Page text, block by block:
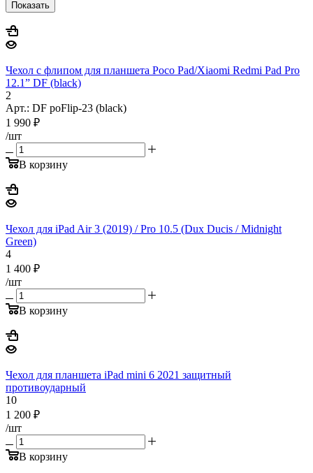
Показать
Чехол с флипом для планшета Poco Pad/Xiaomi Redmi Pad Pro
12.1” DF (black)
2
Арт.: DF poFlip-23 (black)
1 990 ₽
/шт
В корзину
Чехол для iPad Air 3 (2019) / Pro 10.5 (Dux Ducis / Midnight
Green)
4
1 400 ₽
/шт
В корзину
Чехол для планшета iPad mini 6 2021 защитный
противоударный
10
1 200 ₽
/шт
В корзину